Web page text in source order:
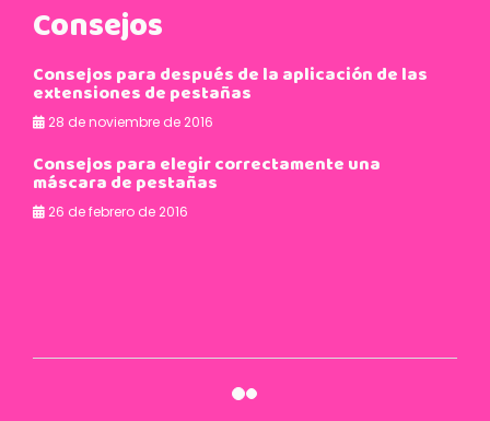
Consejos
Consejos para después de la aplicación de las
extensiones de pestañas
28 de noviembre de 2016
Consejos para elegir correctamente una
máscara de pestañas
26 de febrero de 2016